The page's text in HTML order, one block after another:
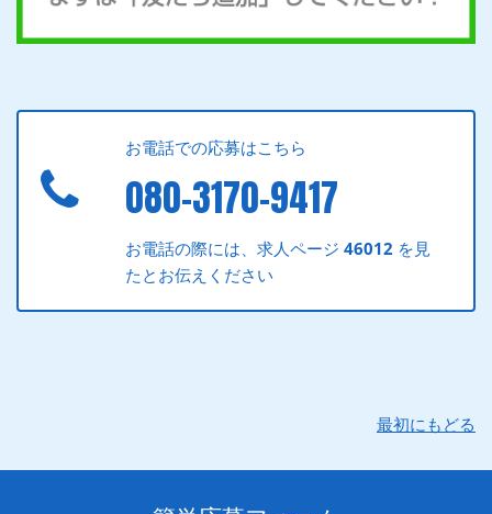
お電話での応募はこちら
080-3170-9417
お電話の際には、求人ページ46012 を見
たとお伝えください
最初にもどる